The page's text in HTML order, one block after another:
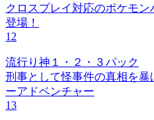
クロスプレイ対応のポケモ
登場！
12
流行り神１・２・３パック
刑事として怪事件の真相を
ーアドベンチャー
13